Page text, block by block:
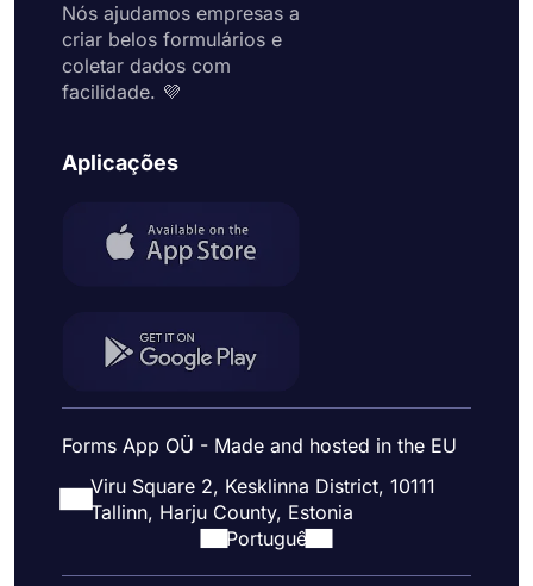
Nós ajudamos empresas a
criar belos formulários e
coletar dados com
facilidade. 💜
Aplicações
Forms App OÜ - Made and hosted in the EU
Viru Square 2, Kesklinna District, 10111
Tallinn, Harju County, Estonia
Portuguê